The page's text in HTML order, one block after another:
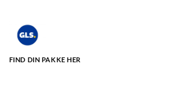
FIND DIN PAKKE HER